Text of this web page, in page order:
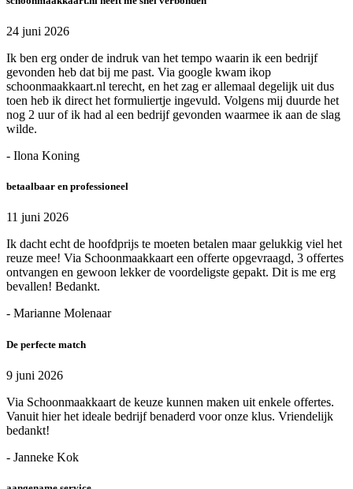
24 juni 2026
Ik ben erg onder de indruk van het tempo waarin ik een bedrijf
gevonden heb dat bij me past. Via google kwam ikop
schoonmaakkaart.nl terecht, en het zag er allemaal degelijk uit dus
toen heb ik direct het formuliertje ingevuld. Volgens mij duurde het
nog 2 uur of ik had al een bedrijf gevonden waarmee ik aan de slag
wilde.
- Ilona Koning
betaalbaar en professioneel
11 juni 2026
Ik dacht echt de hoofdprijs te moeten betalen maar gelukkig viel het
reuze mee! Via Schoonmaakkaart een offerte opgevraagd, 3 offertes
ontvangen en gewoon lekker de voordeligste gepakt. Dit is me erg
bevallen! Bedankt.
- Marianne Molenaar
De perfecte match
9 juni 2026
Via Schoonmaakkaart de keuze kunnen maken uit enkele offertes.
Vanuit hier het ideale bedrijf benaderd voor onze klus. Vriendelijk
bedankt!
- Janneke Kok